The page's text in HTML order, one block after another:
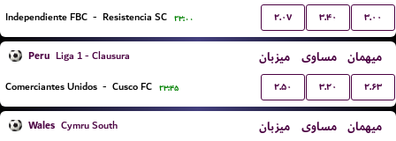
Independiente FBC - Resistencia SC ۲۳:۰۰ ۲.۰۷ ۳.۴۰ ۳.۰۰
Peru Liga 1 - Clausura میزبان مساوی میهمان
Comerciantes Unidos - Cusco FC ۲۳:۴۵ ۲.۵۰ ۳.۲۰ ۲.۶۳
Wales Cymru South میزبان مساوی میهمان